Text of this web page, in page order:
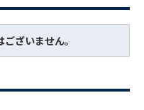
ざいません。